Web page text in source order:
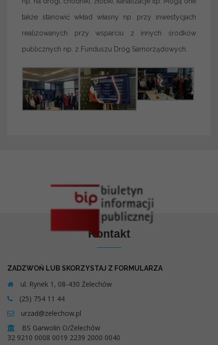
także stanowić wkład własny np. przy inwestycjach
realizowanych przy wsparciu z innych środków
publicznych np. z Funduszu Dróg Samorządowych.
Kontakt
ZADZWOŃ LUB SKORZYSTAJ Z FORMULARZA
ul. Rynek 1, 08-430 Żelechów
(25) 754 11 44
urzad@zelechow.pl
BS Garwolin O/Żelechów
32 9210 0008 0019 2239 2000 0040